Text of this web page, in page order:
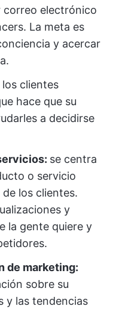
correo electrónico
La meta es
y acercar
clientes
hace que su
a decidirse
se centra
o servicio
los clientes.
y
la gente quiere y
de marketing:
sobre su
y las tendencias